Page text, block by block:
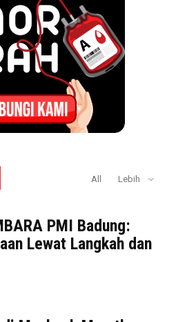
All Lebih
PMI Badung:
Lewat Langkah dan